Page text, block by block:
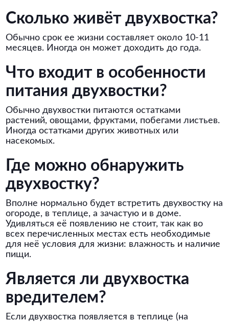
Сколько живёт двухвостка?
Обычно срок ее жизни составляет около 10-11
месяцев. Иногда он может доходить до года.
Что входит в особенности
питания двухвостки?
Обычно двухвостки питаются остатками
растений, овощами, фруктами, побегами листьев.
Иногда остатками других животных или
насекомых.
Где можно обнаружить
двухвостку?
Вполне нормально будет встретить двухвостку на
огороде, в теплице, а зачастую и в доме.
Удивляться её появлению не стоит, так как во
всех перечисленных местах есть необходимые
для неё условия для жизни: влажность и наличие
пищи.
Является ли двухвостка
вредителем?
Если двухвостка появляется в теплице (на